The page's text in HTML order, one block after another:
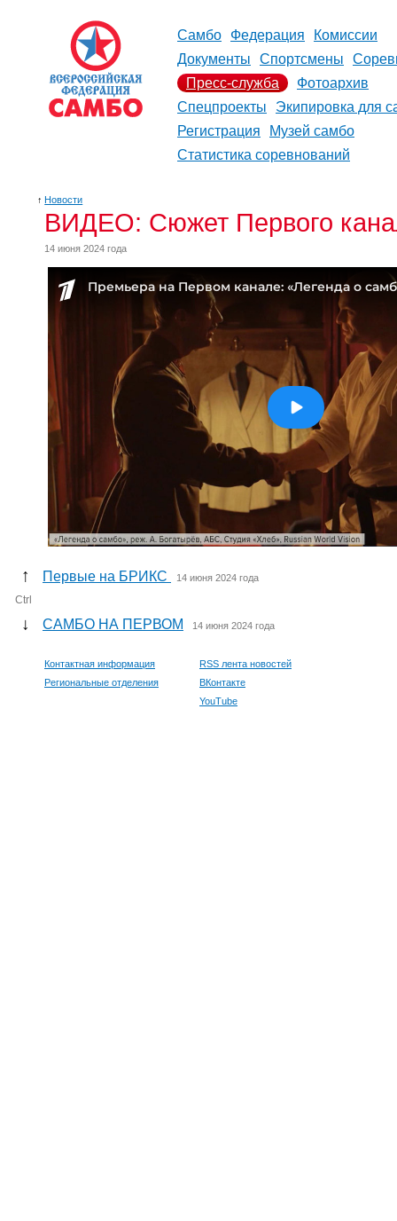
Самбо Федерация
Комиссии
Документы
Спортсмены
Пресс-служба
Фотоархив
Спецпроекты
Экипировка для
Регистрация
Музей самбо
Статистика соревнований
↑ Новости
ВИДЕО: Сюжет Первого
14 июня 2024 года
↑ Первые на БРИКС 14 июня 2024 года
Ctrl
↓ САМБО НА ПЕРВОМ 14 июня 2024 года
Контактная информация
Региональные отделения
RSS лента новостей
ВКонтакте
YouTube